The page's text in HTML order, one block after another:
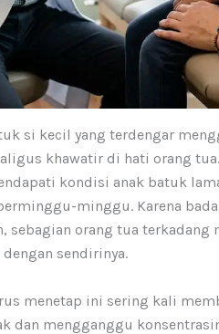
si kecil yang terdengar
khawatir di hati orang
kondisi anak batuk
minggu. Karena
orang tua terkadang
sendirinya.
menetap ini sering kali
dan mengganggu